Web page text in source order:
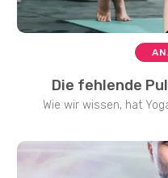
Die fehlende
Wie wir wissen, hat